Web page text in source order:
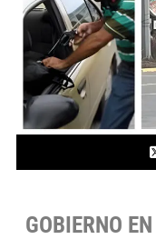
GOBIERNO